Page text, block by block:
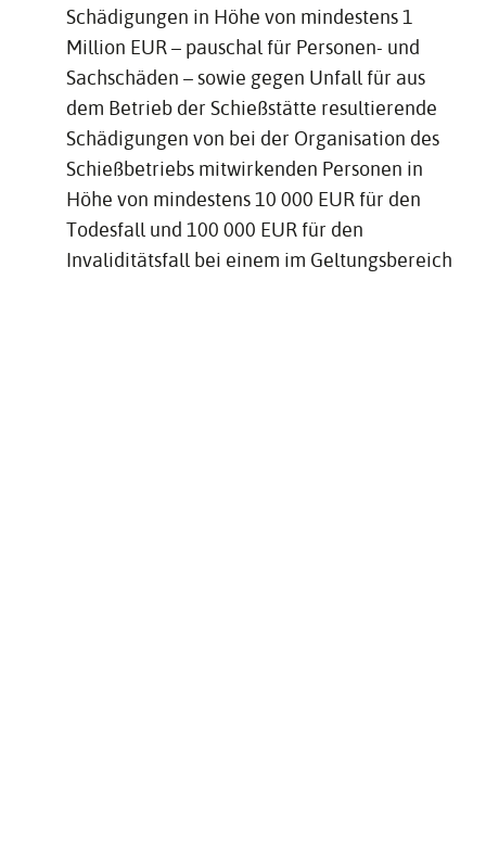
Schädigungen in Höhe von mindestens 1
Million EUR – pauschal für Personen- und
Sachschäden – sowie gegen Unfall für aus
dem Betrieb der Schießstätte resultierende
Schädigungen von bei der Organisation des
Schießbetriebs mitwirkenden Personen in
Höhe von mindestens 10 000 EUR für den
Todesfall und 100 000 EUR für den
Invaliditätsfall bei einem im Geltungsbereich